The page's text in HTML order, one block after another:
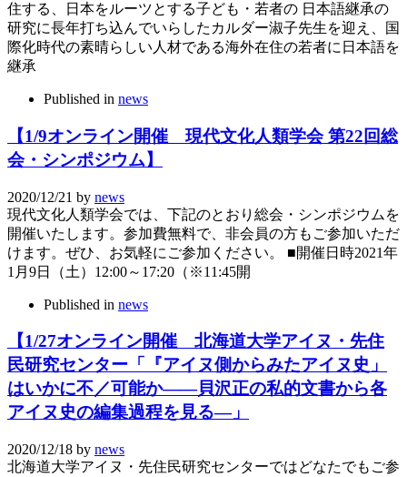
住する、日本をルーツとする子ども・若者の 日本語継承の
研究に長年打ち込んでいらしたカルダー淑子先生を迎え、国
際化時代の素晴らしい人材である海外在住の若者に日本語を
継承
Published in news
【1/9オンライン開催 現代文化人類学会 第22回総
会・シンポジウム】
2020/12/21 by news
現代文化人類学会では、下記のとおり総会・シンポジウムを
開催いたします。参加費無料で、非会員の方もご参加いただ
けます。ぜひ、お気軽にご参加ください。 ■開催日時2021年
1月9日（土）12:00～17:20（※11:45開
Published in news
【1/27オンライン開催 北海道大学アイヌ・先住
民研究センター「『アイヌ側からみたアイヌ史」
はいかに不／可能か――貝沢正の私的文書から各
アイヌ史の編集過程を見る―」
2020/12/18 by news
北海道大学アイヌ・先住民研究センターではどなたでもご参